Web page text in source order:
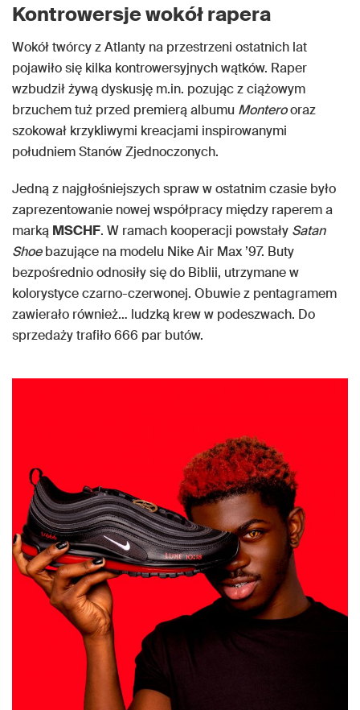
Kontrowersje wokół rapera
Wokół twórcy z Atlanty na przestrzeni ostatnich lat
pojawiło się kilka kontrowersyjnych wątków. Raper
wzbudził żywą dyskusję m.in. pozując z ciążowym
brzuchem tuż przed premierą albumu Monterooraz
szokował krzykliwymi kreacjami inspirowanymi
południem Stanów Zjednoczonych.
Jedną z najgłośniejszych spraw w ostatnim czasie było
zaprezentowanie nowej współpracy między raperem a
marką MSCHF. W ramach kooperacji powstały Satan
Shoebazujące na modelu Nike Air Max ’97. Buty
bezpośrednio odnosiły się do Biblii, utrzymane w
kolorystyce czarno-czerwonej. Obuwie z pentagramem
zawierało również… ludzką krew w podeszwach. Do
sprzedaży trafiło 666 par butów.